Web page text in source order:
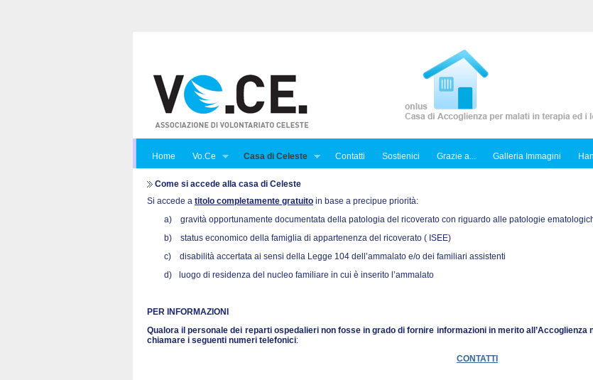
Home Vo.Ce Casa di Celeste Contatti Sostienici Grazie a... Galleria Immagini
Come si accede alla casa di Celeste
Si accede a titolo completamente gratuito in base a precipue priorità:
a)
gravità opportunamente documentata della patologia del ricoverato con riguardo alle patologie
b)
status economico della famiglia di appartenenza del ricoverato ( ISEE)
c)
disabilità accertata ai sensi della Legge 104 dell’ammalato e/o dei familiari assistenti
d)
luogo di residenza del nucleo familiare in cui è inserito l’ammalato
PER INFORMAZIONI
Qualora il personale dei reparti ospedalieri non fosse in grado di fornire informazioni in merito
chiamare i seguenti numeri telefonici:
CONTATTI